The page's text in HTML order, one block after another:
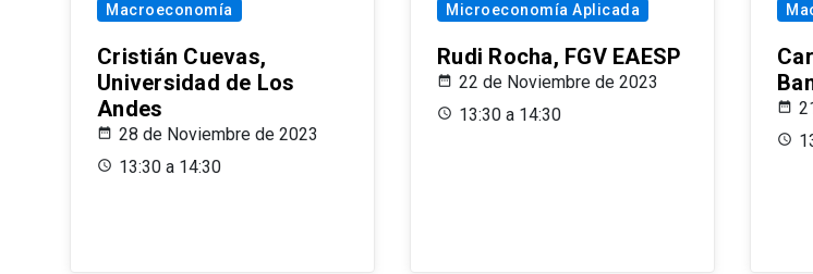
Macroeconomía
Cristián Cuevas,
Universidad de Los
Andes
28 de Noviembre de 2023
13:30 a 14:30
Microeconomía Aplicada
Rudi Rocha, FGV EAESP
22 de Noviembre de 2023
13:30 a 14:30